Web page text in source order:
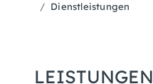
Dienstleistungen
LEISTUNGEN